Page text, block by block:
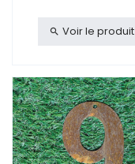
Voir le produit